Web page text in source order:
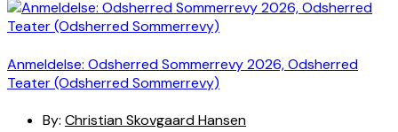
Anmeldelse: Odsherred Sommerrevy 2026, Odsherred
Teater (Odsherred Sommerrevy)
By: Christian Skovgaard Hansen